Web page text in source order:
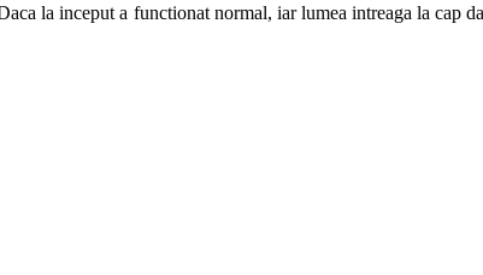
la inceput a functionat normal, iar lumea intreaga la cap